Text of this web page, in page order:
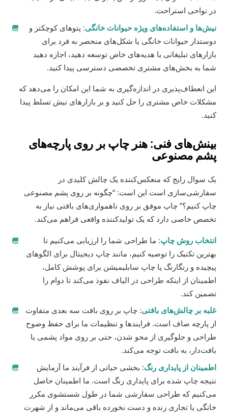
در نواحی استراحت.
نیش‌ها و استفاده‌های ویژه حیوانات خانگی: پتوهای کوچکتر و
دوستدار حیوانات خانگی یا شکل‌های منحصر به فرد برای
بازارهای تبلیغاتی یا هدیه‌های خاص توسعه دهید، اجازه دهید
شما به بخش‌های مشتری تخصصی دسترسی پیدا کنید.
این انعطاف‌پذیری در اندازه‌گیری به شما این امکان را می‌دهد که
مشکلات خاص مشتری را حل کنید و بر بازارهای نیش تسلط پیدا
کنید.
بینش‌های فنی: هنر چاپ بر روی پارچه‌های
پشم مصنوعی
یک سوال رایج که منعکس‌کننده یک چالش کلیدی در
سفارشی‌سازی است این است: “چگونه بر روی پشم مصنوعی
چاپ کنیم؟” چاپ موفق بر روی ناهمواری‌های بافتی نیاز به
تخصص خاصی دارد که یک تولیدکننده واقعی فراهم می‌کند.
انتخاب روش چاپ: ما طراحی شما را ارزیابی می‌کنیم تا
بهترین تکنیک را توصیه کنیم، مانند چاپ دیجیتال برای الگوهای
پیچیده و رنگارنگ یا چاپ سابلیمیشن برای پوشش کامل،
اطمینان از اینکه طراحی در الیاف نفوذ می‌کند تا دوام را
تضمین کند.
غلبه بر چالش‌های بافتی: چاپ بر روی بافت سه بعدی متفاوت
از پارچه صاف است. فرایندها و تنظیمات ما برای حفظ وضوح
طراحی و جلوگیری از محو شدن، حتی بر روی مواد پشمی یا
بافت‌دار، به بافت توجه می‌کند.
اطمینان از پایداری رنگ: بخشی حیاتی از فرآیند ما آزمایش
نتیجه چاپ شده برای پایداری رنگ است. ما اطمینان حاصل
می‌کنیم که طراحی سفارشی شما در طول شستشوی مکرر
خانگی یا تجاری زنده و دست نخورده باقی می‌ماند و از شهرت